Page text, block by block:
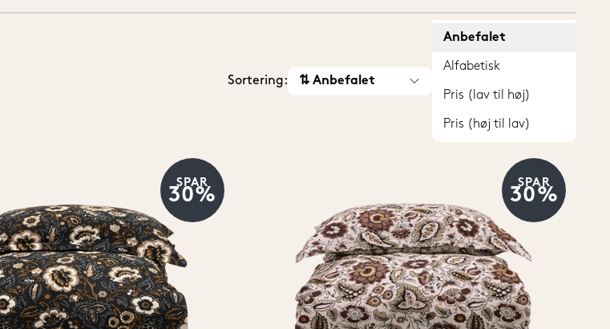
Sortering: ⇅ Anbefalet
Anbefalet
Alfabetisk
Pris (lav til høj)
Pris (høj til lav)
SPAR
30%
SPAR
30%